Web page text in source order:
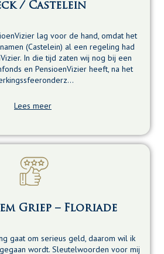
/ Castelein
lag voor de hand, omdat het
(Castelein) al een regeling had
In die tijd zaten wij nog bij een
en PensioenVizier heeft, na het
Lees meer
Griep – Floriade
gaat om serieus geld, daarom wil ik
wordt. Sleutelwoorden voor mij